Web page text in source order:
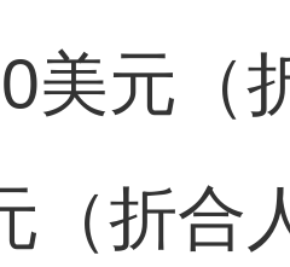
美元（
（折合